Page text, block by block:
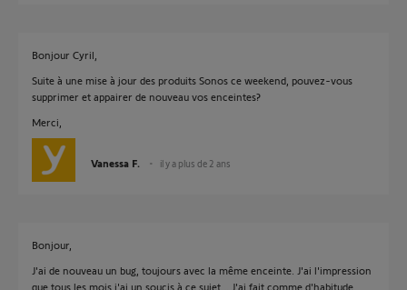
Bonjour Cyril,
Suite à une mise à jour des produits Sonos ce weekend, pouvez-vous
supprimer et appairer de nouveau vos enceintes?
Merci,
Vanessa F. il y a plus de 2 ans
Bonjour,
J'ai de nouveau un bug, toujours avec la même enceinte. J'ai l'impression
que tous les mois j'ai un soucis à ce sujet... J'ai fait comme d'habitude,